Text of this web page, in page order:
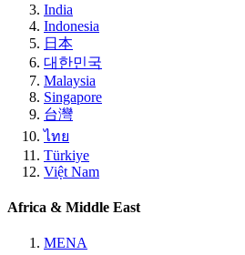
India
Indonesia
日本
대한민국
Malaysia
Singapore
台灣
ไทย
Türkiye
Việt Nam
Africa & Middle East
MENA